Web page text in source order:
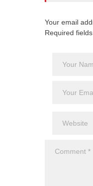
Your email
Required